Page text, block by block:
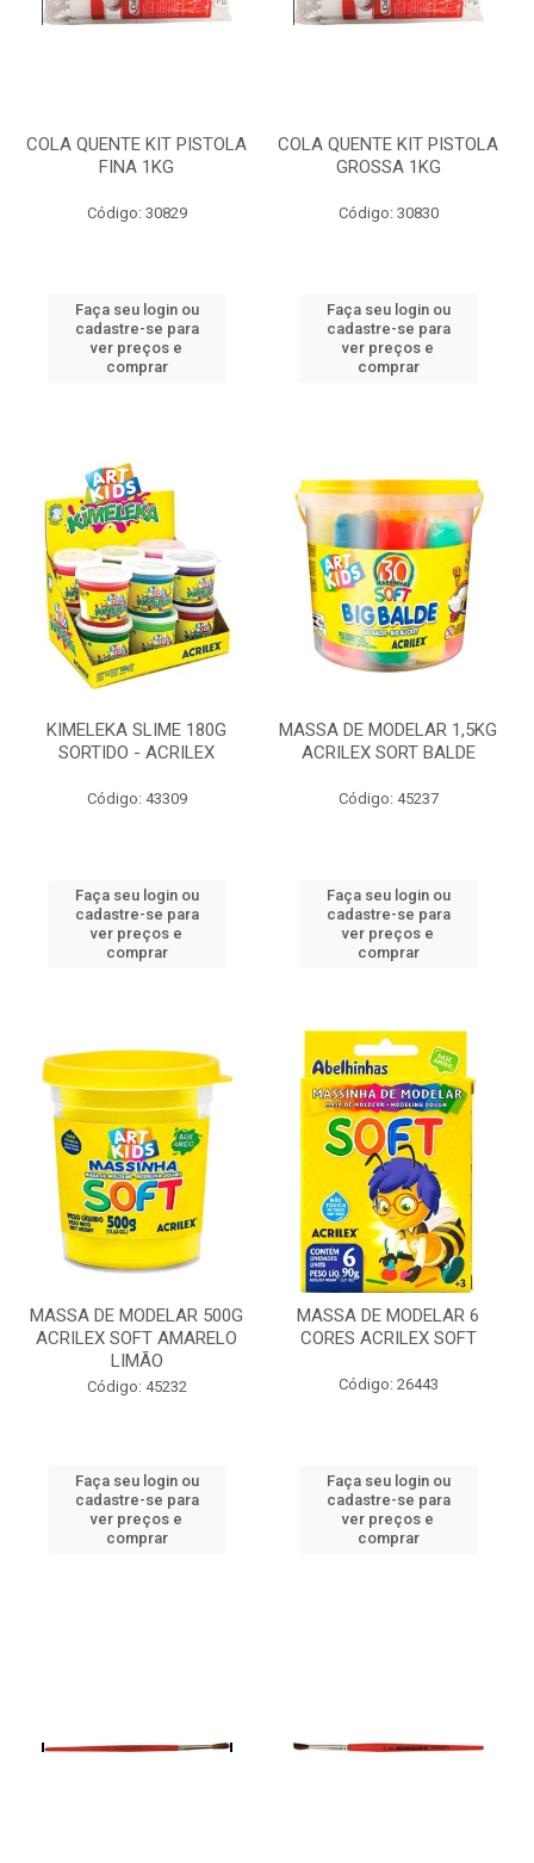
COLA QUENTE KIT PISTOLA
FINA 1KG
Código: 30829
Faça seu login ou
cadastre-se para
ver preços e
comprar
COLA QUENTE KIT PISTOLA
GROSSA 1KG
Código: 30830
Faça seu login ou
cadastre-se para
ver preços e
comprar
KIMELEKA SLIME 180G
SORTIDO - ACRILEX
Código: 43309
Faça seu login ou
cadastre-se para
ver preços e
comprar
MASSA DE MODELAR 1,5KG
ACRILEX SORT BALDE
Código: 45237
Faça seu login ou
cadastre-se para
ver preços e
comprar
MASSA DE MODELAR 500G
ACRILEX SOFT AMARELO
LIMÃO
Código: 45232
Faça seu login ou
cadastre-se para
ver preços e
comprar
MASSA DE MODELAR 6
CORES ACRILEX SOFT
Código: 26443
Faça seu login ou
cadastre-se para
ver preços e
comprar